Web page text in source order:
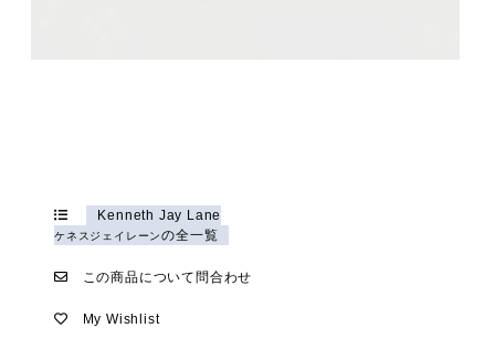
Kenneth Jay Lane
ケネスジェイレーンの全一覧
この商品について問合わせ
My Wishlist